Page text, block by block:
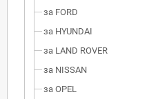
за FORD
за HYUNDAI
за LAND ROVER
за NISSAN
за OPEL